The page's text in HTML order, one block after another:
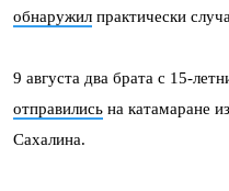
обнаружил практически
9 августа два брата с 15-
отправились на катамаране
Сахалина.